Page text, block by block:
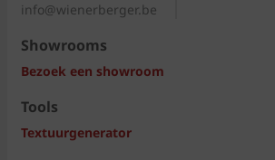
info@wienerberger.be
Showrooms
Bezoek een showroom
Tools
Textuurgenerator